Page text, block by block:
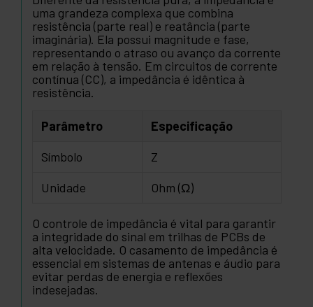
Diferente da resistência pura, a impedância é
uma grandeza complexa que combina
resistência (parte real) e reatância (parte
imaginária). Ela possui magnitude e fase,
representando o atraso ou avanço da corrente
em relação à tensão. Em circuitos de corrente
contínua (CC), a impedância é idêntica à
resistência.
Parâmetro
Especificação
Símbolo
Z
Unidade
Ohm (Ω)
O controle de impedância é vital para garantir
a integridade do sinal em trilhas de PCBs de
alta velocidade. O casamento de impedância é
essencial em sistemas de antenas e áudio para
evitar perdas de energia e reflexões
indesejadas.